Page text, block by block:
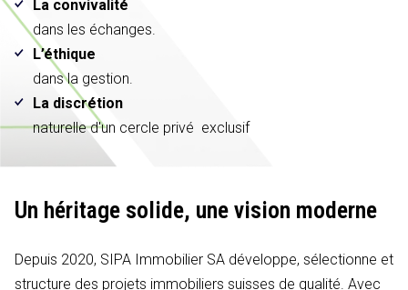
La convivalité
dans les échanges.
L’éthique
dans la gestion.
La discrétion
naturelle d'un cercle privé exclusif
Un héritage solide, une vision moderne
Depuis 2020, SIPA Immobilier SA développe, sélectionne et
structure des projets immobiliers suisses de qualité. Avec